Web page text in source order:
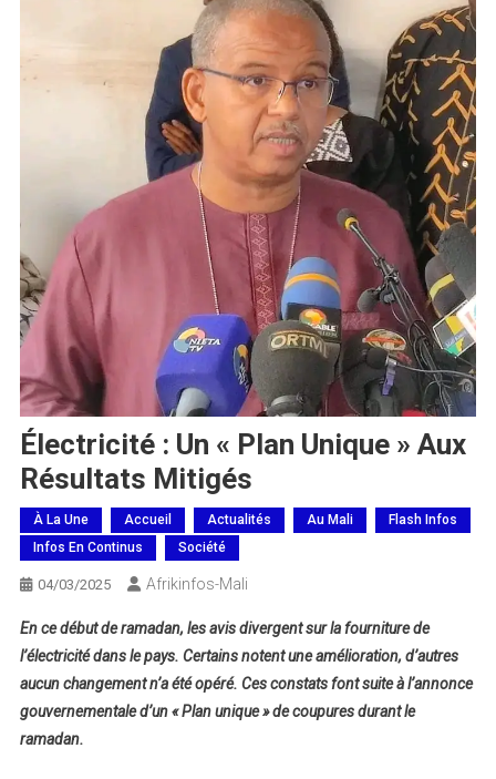
Électricité : Un « Plan Unique » Aux
Résultats Mitigés
À La Une Accueil Actualités Au Mali
Flash Infos
Infos En Continus
Société
04/03/2025 Afrikinfos-Mali
En ce début de ramadan, les avis divergent sur la fourniture de
l’électricité dans le pays. Certains notent une amélioration, d’autres
aucun changement n’a été opéré. Ces constats font suite à l’annonce
gouvernementale d’un « Plan unique » de coupures durant le
ramadan.